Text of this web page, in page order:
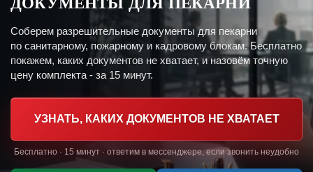
Соберем разрешительные документы для пекарни
по санитарному, пожарному и кадровому блокам. Бесплатно
покажем, каких документов не хватает, и назовём точную
цену комплекта - за 15 минут.
УЗНАТЬ, КАКИХ ДОКУМЕНТОВ НЕ ХВАТАЕТ
Бесплатно · 15 минут · ответим в мессенджере, если звонить неудобно